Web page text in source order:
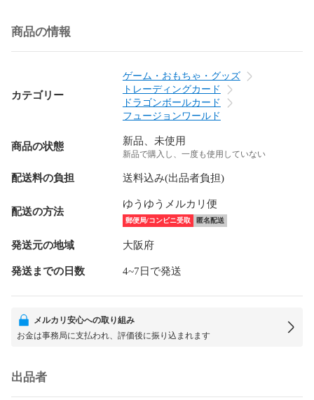
商品の情報
カテゴリー
ゲーム・おもちゃ・グッズ
トレーディングカード
ドラゴンボールカード
フュージョンワールド
商品の状態 新品、未使用
新品で購入し、一度も使用していない
配送料の負担 送料込み(出品者負担)
配送の方法
ゆうゆうメルカリ便
郵便局/コンビニ受取 匿名配送
発送元の地域 大阪府
発送までの日数 4~7日で発送
メルカリ安心への取り組み
お金は事務局に支払われ、評価後に振り込まれます
出品者